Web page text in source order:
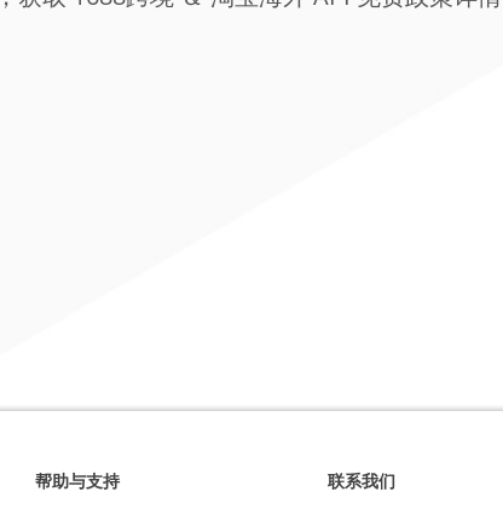
帮助与支持 联系我们